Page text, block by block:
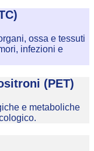
ossa e tessuti
infezioni e
(PET)
e metaboliche